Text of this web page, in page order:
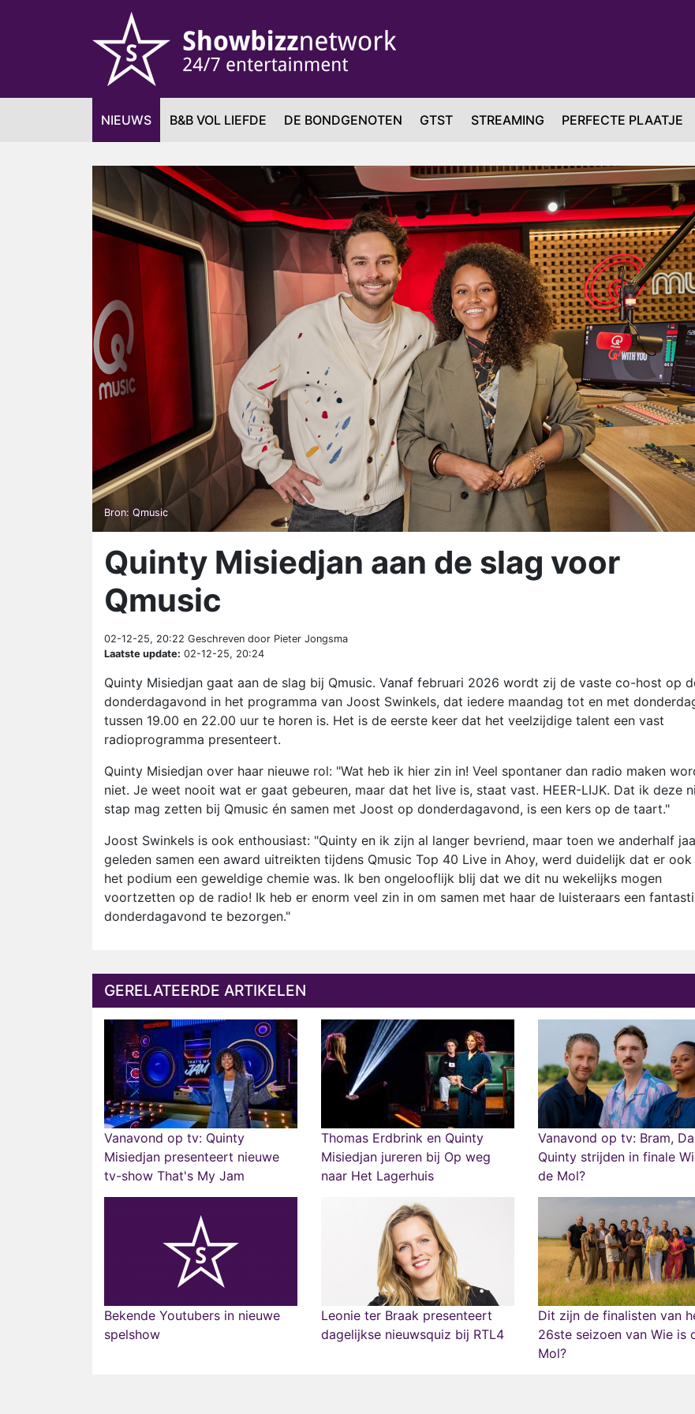
NIEUWS B&B VOL LIEFDE DE BONDGENOTEN GTST STREAMING PERFECTE PLAATJE
Bron: Qmusic
Quinty Misiedjan aan de slag voor
Qmusic
02-12-25, 20:22 Geschreven door Pieter Jongsma
Laatste update: 02-12-25, 20:24
Quinty Misiedjan gaat aan de slag bij Qmusic. Vanaf februari 2026 wordt zij de vaste co-host op
donderdagavond in het programma van Joost Swinkels, dat iedere maandag tot en met
tussen 19.00 en 22.00 uur te horen is. Het is de eerste keer dat het veelzijdige talent een vast
radioprogramma presenteert.
Quinty Misiedjan over haar nieuwe rol: "Wat heb ik hier zin in! Veel spontaner dan radio maken
niet. Je weet nooit wat er gaat gebeuren, maar dat het live is, staat vast. HEER-LIJK. Dat ik deze
stap mag zetten bij Qmusic én samen met Joost op donderdagavond, is een kers op de taart."
Joost Swinkels is ook enthousiast: "Quinty en ik zijn al langer bevriend, maar toen we anderhalf
geleden samen een award uitreikten tijdens Qmusic Top 40 Live in Ahoy, werd duidelijk dat er ook
het podium een geweldige chemie was. Ik ben ongelooflijk blij dat we dit nu wekelijks mogen
voortzetten op de radio! Ik heb er enorm veel zin in om samen met haar de luisteraars een
donderdagavond te bezorgen."
GERELATEERDE ARTIKELEN
Vanavond op tv: Quinty
Misiedjan presenteert nieuwe
tv-show That's My Jam
Thomas Erdbrink en Quinty
Misiedjan jureren bij Op weg
naar Het Lagerhuis
Vanavond op tv: Bram,
Quinty strijden in finale
de Mol?
Bekende Youtubers in nieuwe
spelshow
Leonie ter Braak presenteert
dagelijkse nieuwsquiz bij RTL4
Dit zijn de finalisten van
26ste seizoen van Wie is
Mol?